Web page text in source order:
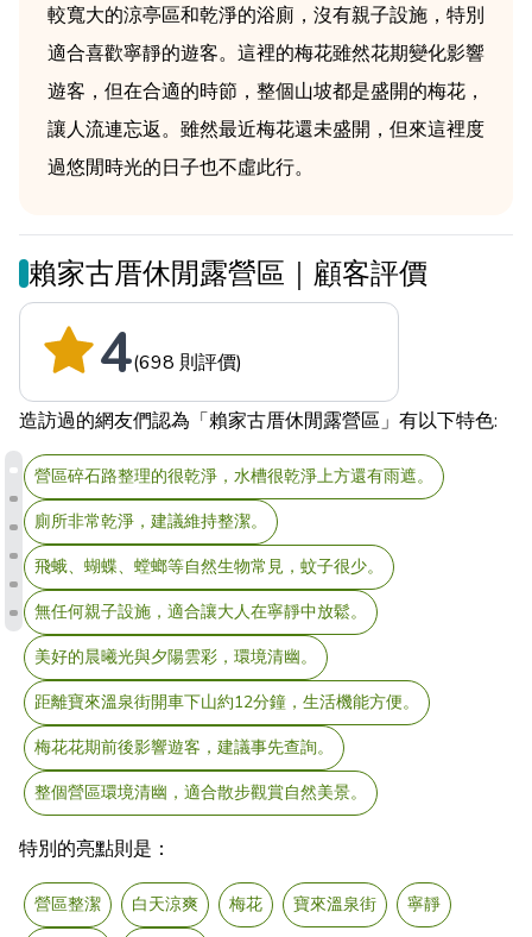
較寬大的涼亭區和乾淨的浴廁，沒有親子設施，特別
適合喜歡寧靜的遊客。這裡的梅花雖然花期變化影響
遊客，但在合適的時節，整個山坡都是盛開的梅花，
讓人流連忘返。雖然最近梅花還未盛開，但來這裡度
過悠閒時光的日子也不虛此行。
賴家古厝休閒露營區｜顧客評價
4(698 則評價)
造訪過的網友們認為「賴家古厝休閒露營區」有以下特色:
營區碎石路整理的很乾淨，水槽很乾淨上方還有雨遮。
廁所非常乾淨，建議維持整潔。
飛蛾、蝴蝶、螳螂等自然生物常見，蚊子很少。
無任何親子設施，適合讓大人在寧靜中放鬆。
美好的晨曦光與夕陽雲彩，環境清幽。
距離寶來溫泉街開車下山約12分鐘，生活機能方便。
梅花花期前後影響遊客，建議事先查詢。
整個營區環境清幽，適合散步觀賞自然美景。
特別的亮點則是：
營區整潔 白天涼爽 梅花 寶來溫泉街
寧靜